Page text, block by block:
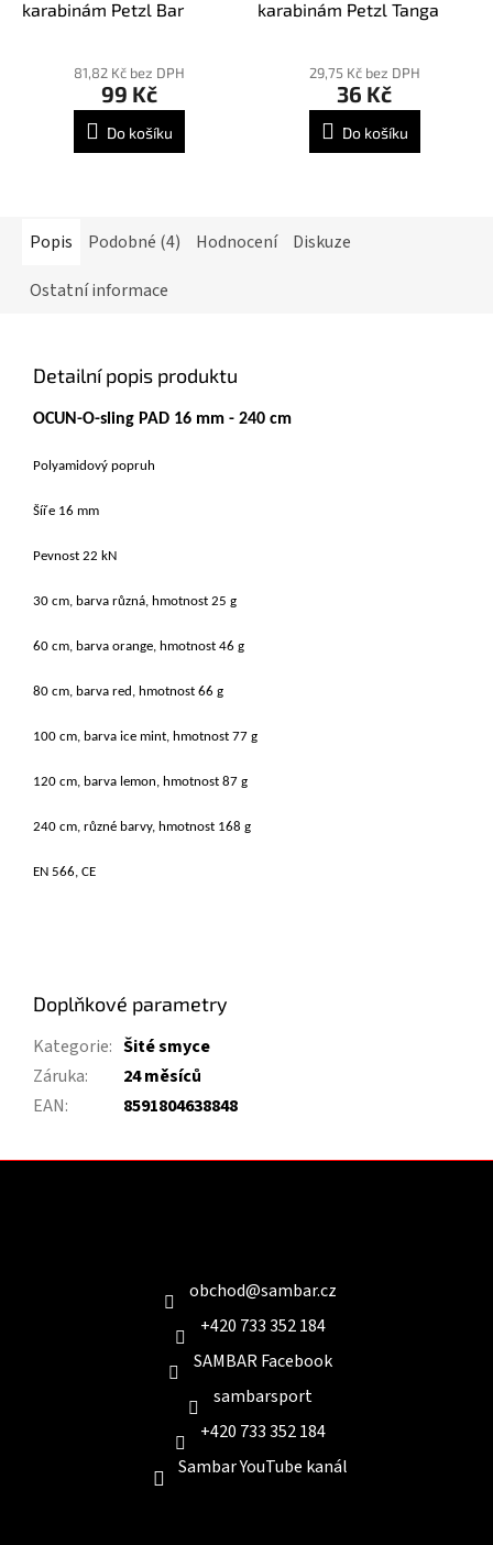
karabinám Petzl Bar
81,82 Kč bez DPH
99 Kč
Do košíku
karabinám Petzl Tanga
29,75 Kč bez DPH
36 Kč
Do košíku
Popis Podobné (4) Hodnocení
Diskuze
Ostatní informace
Detailní popis produktu
OCUN-O-sling PAD 16 mm - 240 cm
Polyamidový popruh
Šíře 16 mm
Pevnost 22 kN
30 cm, barva různá, hmotnost 25 g
60 cm, barva orange, hmotnost 46 g
80 cm, barva red, hmotnost 66 g
100 cm, barva ice mint, hmotnost 77 g
120 cm, barva lemon, hmotnost 87 g
240 cm, různé barvy, hmotnost 168 g
EN 566, CE
Doplňkové parametry
Kategorie: Šité smyce
Záruka:
24 měsíců
EAN: 8591804638848
obchod@sambar.cz
+420 733 352 184
SAMBAR Facebook
sambarsport
+420 733 352 184
Sambar YouTube kanál